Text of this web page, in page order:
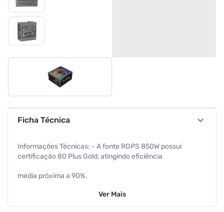
Ficha Técnica
Informações Técnicas: - A fonte RGPS 850W possui
certificação 80 Plus Gold, atingindo eficiência
média próxima a 90%.
- Fan RGB de baixo ruído para um sistema silencioso.
Ver Mais